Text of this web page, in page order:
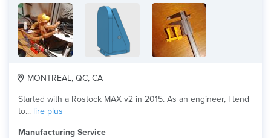
MONTREAL, QC, CA
Started with a Rostock MAX v2 in 2015. As an engineer, I tend
to... lire plus
Manufacturing Service